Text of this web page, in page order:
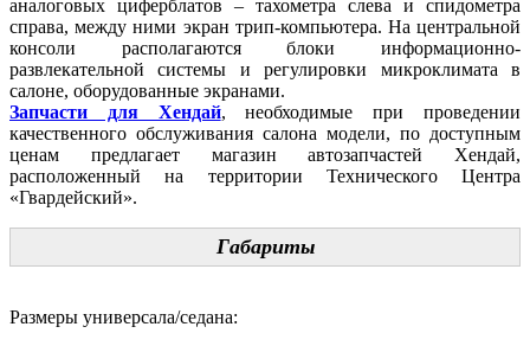
аналоговых циферблатов – тахометра слева и спидометра
справа, между ними экран трип-компьютера. На центральной
консоли располагаются блоки информационно-
развлекательной системы и регулировки микроклимата в
салоне, оборудованные экранами.
Запчасти для Хендай, необходимые при проведении
качественного обслуживания салона модели, по доступным
ценам предлагает магазин автозапчастей Хендай,
расположенный на территории Технического Центра
«Гвардейский».
Габариты
Размеры универсала/седана: